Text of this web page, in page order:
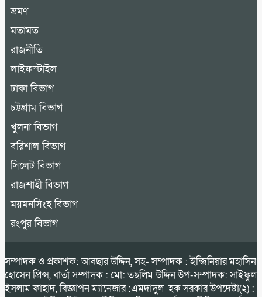
ভ্রমণ
মতামত
রাজনীতি
লাইফস্টাইল
ঢাকা বিভাগ
চট্টগ্রাম বিভাগ
খুলনা বিভাগ
বরিশাল বিভাগ
সিলেট বিভাগ
রাজশাহী বিভাগ
ময়মনসিংহ বিভাগ
রংপুর বিভাগ
সম্পাদক ও প্রকাশক: আবছার উদ্দিন, সহ- সম্পাদক : ইন্জিনিয়ার মহাসিন
হোসেন প্রিন্স, বার্তা সম্পাদক : মো: তছলিম উদ্দিন উপ-সম্পাদক: সাইফুল
ইসলাম ফাহাদ, বিজ্ঞাপন ম্যানেজার :এমদাদুল হক সরকার উপদেষ্টা(২) :